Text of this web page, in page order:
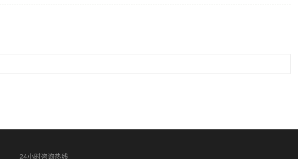
24小时咨询热线